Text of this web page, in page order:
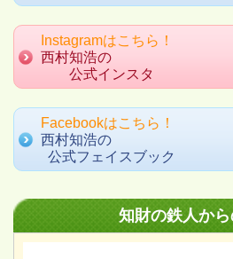
Instagramはこちら！
西村知浩の
公式インスタ
Facebookはこちら！
西村知浩の
公式フェイスブック
知財の鉄人か